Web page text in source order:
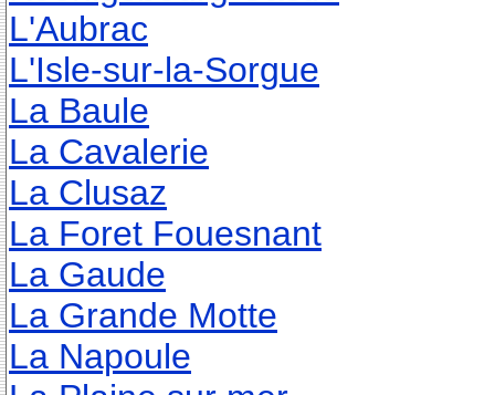
L'Aubrac
L'Isle-sur-la-Sorgue
La Baule
La Cavalerie
La Clusaz
La Foret Fouesnant
La Gaude
La Grande Motte
La Napoule